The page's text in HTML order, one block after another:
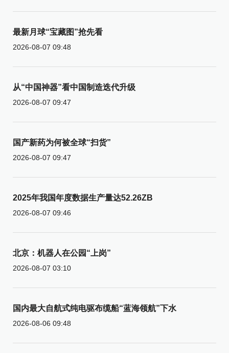
最新月球“宝藏图”抢先看
2026-08-07 09:48
从“中国神器”看中国制造迭代升级
2026-08-07 09:47
国产新药为何被全球“扫货”
2026-08-07 09:47
2025年我国年度数据生产量达52.26ZB
2026-08-07 09:46
北京：机器人在公园“上岗”
2026-08-07 03:10
国内最大自航式纯电驱布缆船“蓝海领航”下水
2026-08-06 09:48